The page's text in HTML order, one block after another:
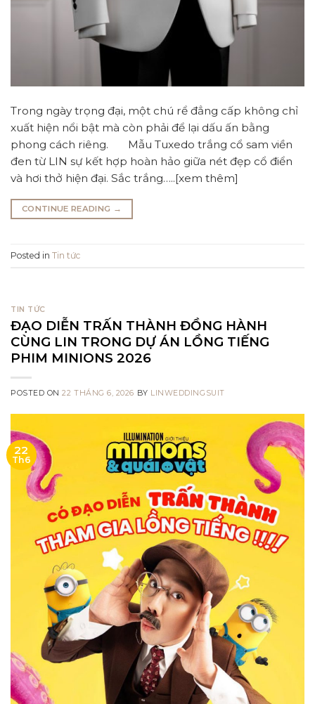
Trong ngày trọng đại, một chú rể đẳng cấp không chỉ
xuất hiện nổi bật mà còn phải để lại dấu ấn bằng
phong cách riêng. Mẫu Tuxedo trắng cổ sam viền
đen từ LIN sự kết hợp hoàn hảo giữa nét đẹp cổ điển
và hơi thở hiện đại. Sắc trắng…..[xem thêm]
CONTINUE READING →
Posted in Tin tức
TIN TỨC
ĐẠO DIỄN TRẤN THÀNH ĐỒNG HÀNH
CÙNG LIN TRONG DỰ ÁN LỒNG TIẾNG
PHIM MINIONS 2026
POSTED ON22 THÁNG 6, 2026 BY LINWEDDINGSUIT
22
Th6